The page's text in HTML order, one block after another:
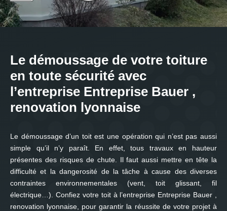
Le démoussage de votre toiture
en toute sécurité avec
l’entreprise Entreprise Bauer ,
renovation lyonnaise
Le démoussage d’un toit est une opération qui n’est pas aussi
simple qu’il n’y paraît. En effet, tous travaux en hauteur
présentes des risques de chute. Il faut aussi mettre en tête la
difficulté et la dangerosité de la tâche à cause des diverses
contraintes environnementales (vent, toit glissant, fil
électrique…). Confiez votre toit à l’entreprise Entreprise Bauer ,
renovation lyonnaise, pour garantir la réussite de votre projet à